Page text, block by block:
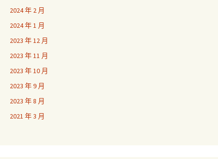
2024 年 2 月
2024 年 1 月
2023 年 12 月
2023 年 11 月
2023 年 10 月
2023 年 9 月
2023 年 8 月
2021 年 3 月